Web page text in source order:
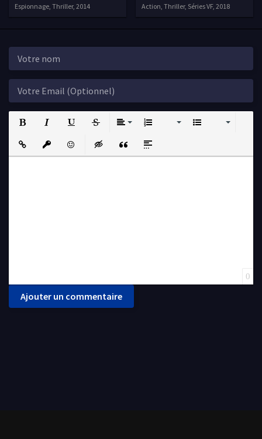
Espionnage, Thriller, 2014 Action, Thriller, Séries VF, 2018
Strikethrough
Insert LinkInsert protected link
EmoticonsInsert hidden text
Insert QuoteInsert spoiler
0
Ajouter un commentaire